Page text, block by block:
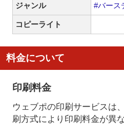
ジャンル #バース
コピーライト
料金について
印刷料金
ウェブポの印刷サービスは
刷方式により印刷料金が異